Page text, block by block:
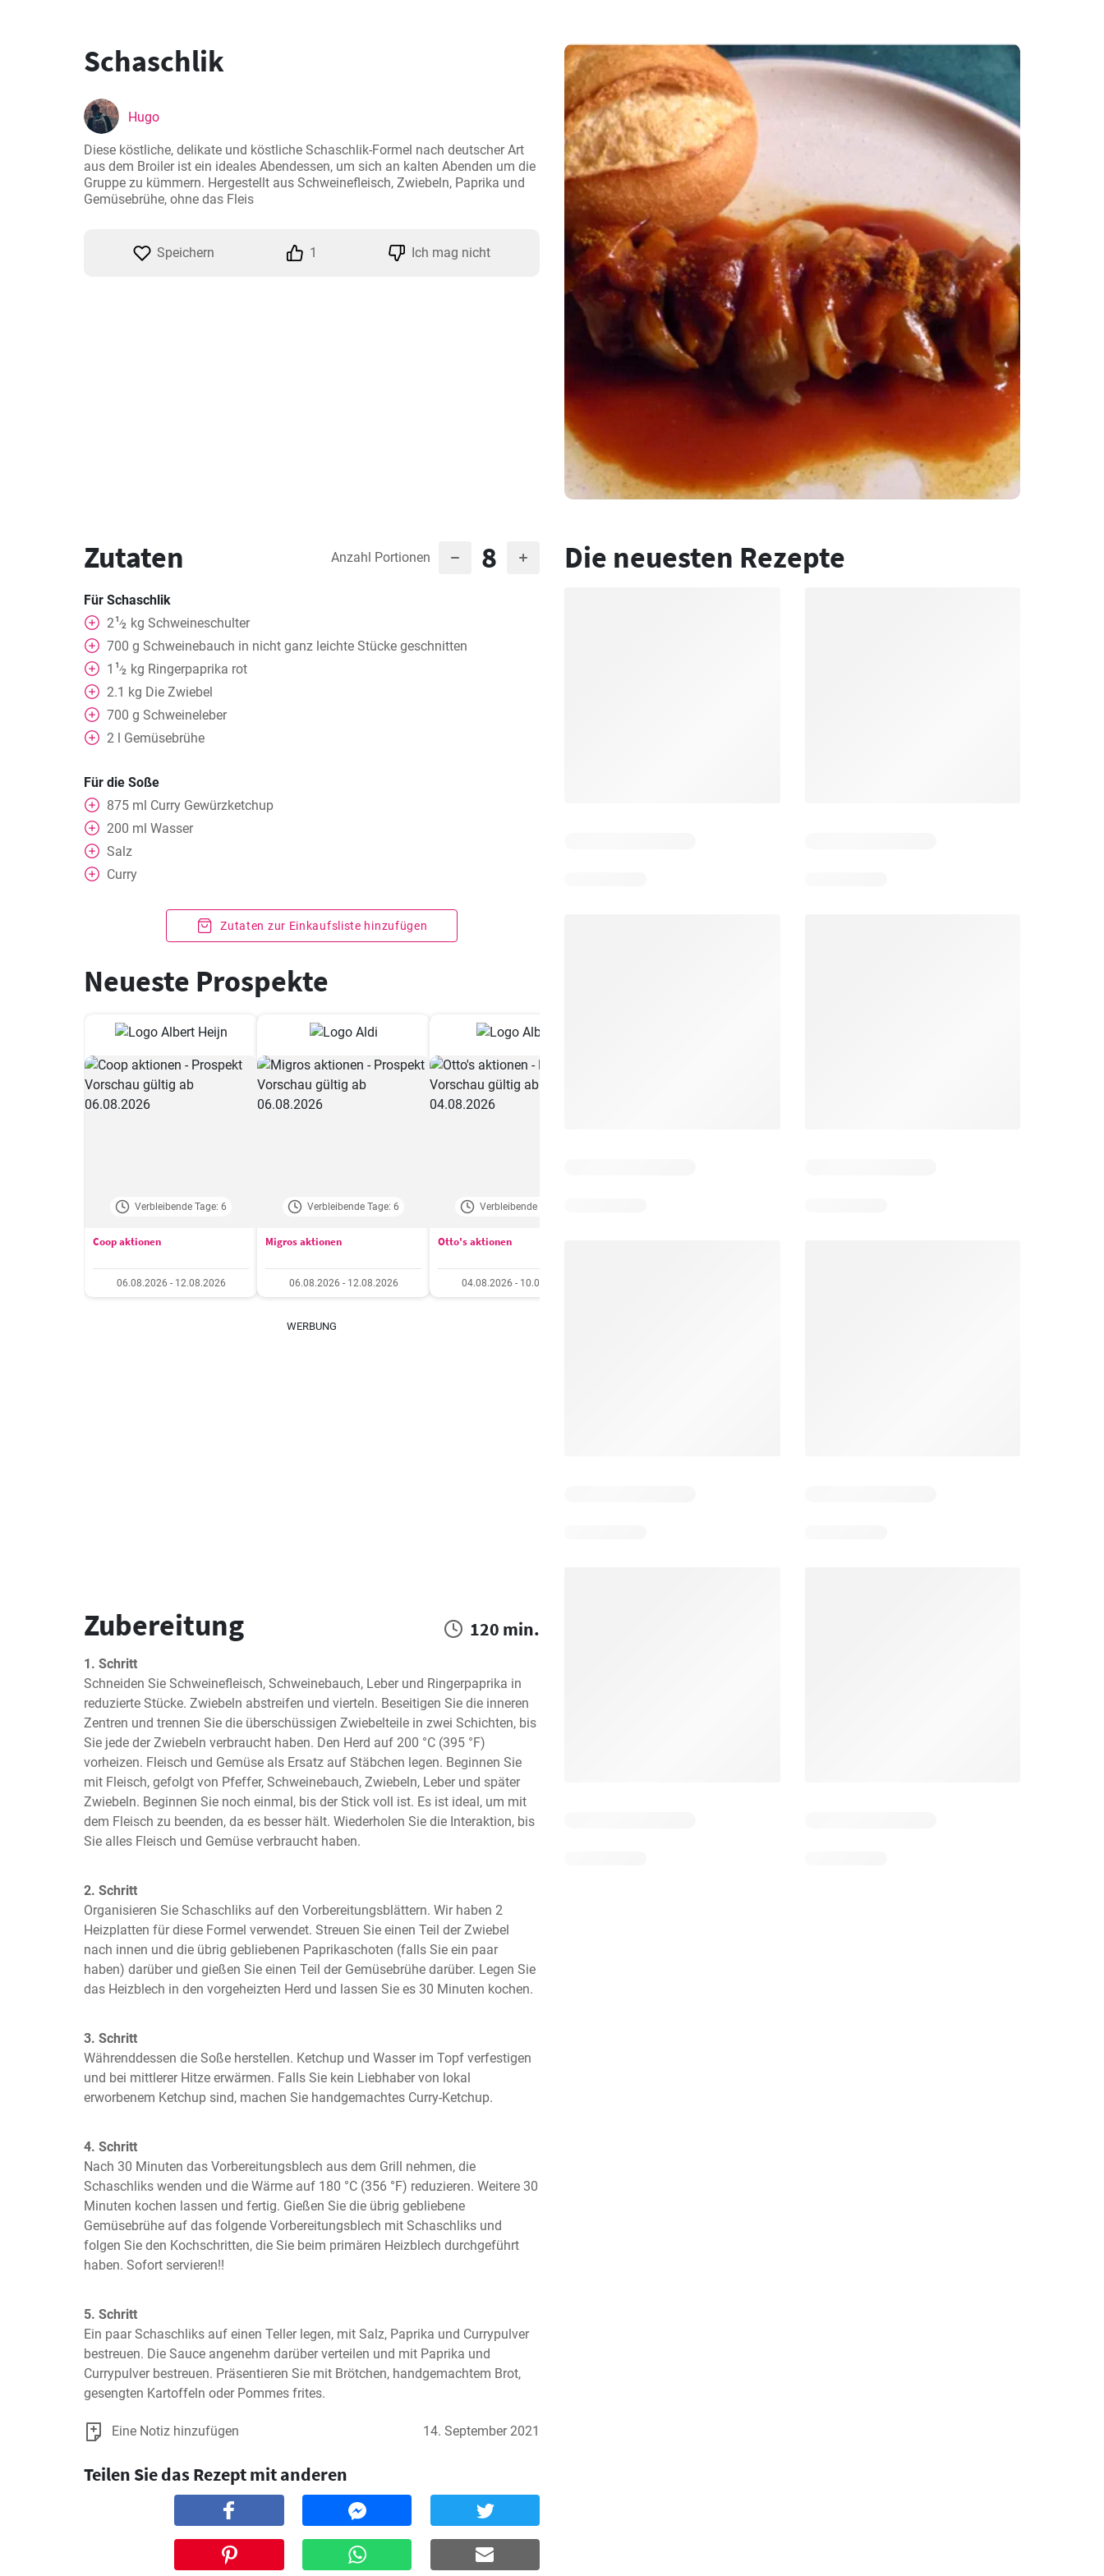
Schaschlik
Hugo
Diese köstliche, delikate und köstliche Schaschlik-Formel nach deutscher Art
aus dem Broiler ist ein ideales Abendessen, um sich an kalten Abenden um die
Gruppe zu kümmern. Hergestellt aus Schweinefleisch, Zwiebeln, Paprika und
Gemüsebrühe, ohne das Fleis
Speichern 1 Ich mag nicht
Zutaten Anzahl Portionen 8
Für Schaschlik
21⁄2 kg Schweineschulter
700 g Schweinebauch in nicht ganz leichte Stücke geschnitten
1 1⁄2 kg Ringerpaprika rot
2.1 kg Die Zwiebel
700 g Schweineleber
2 l Gemüsebrühe
Für die Soße
875 ml Curry Gewürzketchup
200 ml Wasser
Salz
Curry
Zutaten zur Einkaufsliste hinzufügen
Neueste Prospekte
Verbleibende Tage: 6
Coop aktionen
06.08.2026 - 12.08.2026
Verbleibende Tage: 6
Migros aktionen
06.08.2026 - 12.08.2026
Verbleibende Tage: 4
Otto's aktionen
04.08.2026 - 10.08.2026
WERBUNG
Zubereitung 120 min.
1. Schritt
Schneiden Sie Schweinefleisch, Schweinebauch, Leber und Ringerpaprika in
reduzierte Stücke. Zwiebeln abstreifen und vierteln. Beseitigen Sie die inneren
Zentren und trennen Sie die überschüssigen Zwiebelteile in zwei Schichten, bis
Sie jede der Zwiebeln verbraucht haben. Den Herd auf 200 °C (395 °F)
vorheizen. Fleisch und Gemüse als Ersatz auf Stäbchen legen. Beginnen Sie
mit Fleisch, gefolgt von Pfeffer, Schweinebauch, Zwiebeln, Leber und später
Zwiebeln. Beginnen Sie noch einmal, bis der Stick voll ist. Es ist ideal, um mit
dem Fleisch zu beenden, da es besser hält. Wiederholen Sie die Interaktion, bis
Sie alles Fleisch und Gemüse verbraucht haben.
2. Schritt
Organisieren Sie Schaschliks auf den Vorbereitungsblättern. Wir haben 2
Heizplatten für diese Formel verwendet. Streuen Sie einen Teil der Zwiebel
nach innen und die übrig gebliebenen Paprikaschoten (falls Sie ein paar
haben) darüber und gießen Sie einen Teil der Gemüsebrühe darüber. Legen Sie
das Heizblech in den vorgeheizten Herd und lassen Sie es 30 Minuten kochen.
3. Schritt
Währenddessen die Soße herstellen. Ketchup und Wasser im Topf verfestigen
und bei mittlerer Hitze erwärmen. Falls Sie kein Liebhaber von lokal
erworbenem Ketchup sind, machen Sie handgemachtes Curry-Ketchup.
4. Schritt
Nach 30 Minuten das Vorbereitungsblech aus dem Grill nehmen, die
Schaschliks wenden und die Wärme auf 180 °C (356 °F) reduzieren. Weitere 30
Minuten kochen lassen und fertig. Gießen Sie die übrig gebliebene
Gemüsebrühe auf das folgende Vorbereitungsblech mit Schaschliks und
folgen Sie den Kochschritten, die Sie beim primären Heizblech durchgeführt
haben. Sofort servieren!!
5. Schritt
Ein paar Schaschliks auf einen Teller legen, mit Salz, Paprika und Currypulver
bestreuen. Die Sauce angenehm darüber verteilen und mit Paprika und
Currypulver bestreuen. Präsentieren Sie mit Brötchen, handgemachtem Brot,
gesengten Kartoffeln oder Pommes frites.
Eine Notiz hinzufügen 14. September 2021
Teilen Sie das Rezept mit anderen
Die neuesten Rezepte